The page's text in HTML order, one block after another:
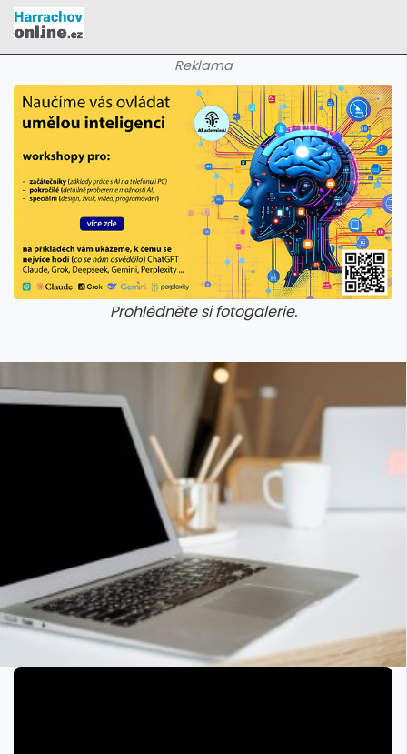
Reklama
Prohlédněte si fotogalerie.